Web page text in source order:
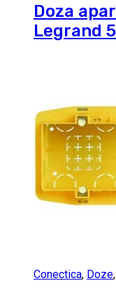
Doza
Legrand
Conectica, Doze,